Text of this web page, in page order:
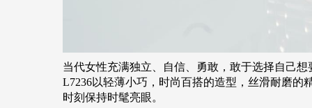
当代女性充满独立、自信、勇敢，敢于选择自己
L7236以轻薄小巧，时尚百搭的造型，丝滑耐磨
时刻保持时髦亮眼。